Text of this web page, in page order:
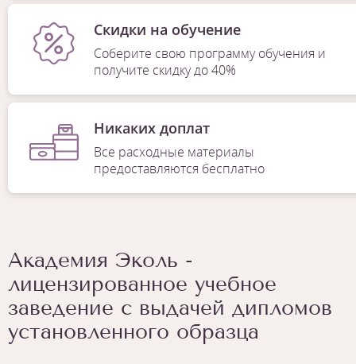
Скидки на обучение
Соберите свою программу обучения и
получите скидку до 40%
Никаких доплат
Все расходные материалы
предоставляются бесплатно
Академия Эколь -
лицензированное учебное
заведение с выдачей дипломов
установленного образца